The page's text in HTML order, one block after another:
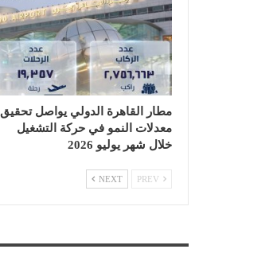
مطار القاهرة الدولي يواصل تحقيق
معدلات النمو في حركة التشغيل
خلال شهر يوليو 2026
NEXT